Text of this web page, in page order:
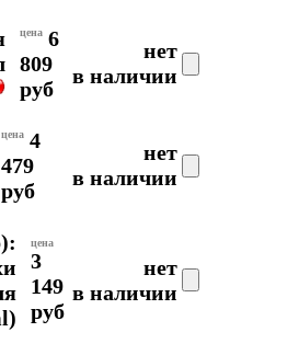
цена 6
809
руб
нет
в наличии
цена 4
479
руб
нет
в наличии
цена
3
149
руб
нет
в наличии